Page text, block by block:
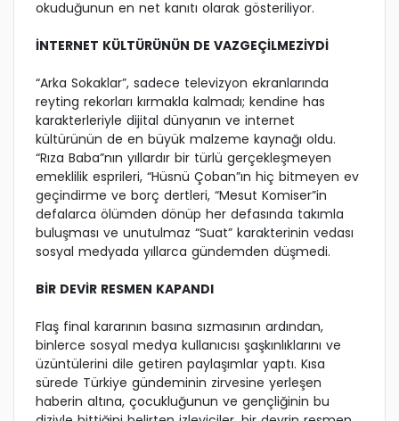
okuduğunun en net kanıtı olarak gösteriliyor.
İNTERNET KÜLTÜRÜNÜN DE VAZGEÇİLMEZİYDİ
“Arka Sokaklar”, sadece televizyon ekranlarında
reyting rekorları kırmakla kalmadı; kendine has
karakterleriyle dijital dünyanın ve internet
kültürünün de en büyük malzeme kaynağı oldu.
“Rıza Baba”nın yıllardır bir türlü gerçekleşmeyen
emeklilik esprileri, “Hüsnü Çoban”ın hiç bitmeyen ev
geçindirme ve borç dertleri, “Mesut Komiser”in
defalarca ölümden dönüp her defasında takımla
buluşması ve unutulmaz “Suat” karakterinin vedası
sosyal medyada yıllarca gündemden düşmedi.
BİR DEVİR RESMEN KAPANDI
Flaş final kararının basına sızmasının ardından,
binlerce sosyal medya kullanıcısı şaşkınlıklarını ve
üzüntülerini dile getiren paylaşımlar yaptı. Kısa
sürede Türkiye gündeminin zirvesine yerleşen
haberin altına, çocukluğunun ve gençliğinin bu